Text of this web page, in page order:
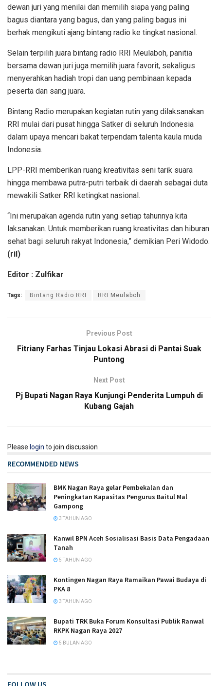
dewan juri yang menilai dan memilih siapa yang paling
bagus diantara yang bagus, dan yang paling bagus ini
berhak mengikuti ajang bintang radio ke tingkat nasional.
Selain terpilih juara bintang radio RRI Meulaboh, panitia
bersama dewan juri juga memilih juara favorit, sekaligus
menyerahkan hadiah tropi dan uang pembinaan kepada
peserta dan sang juara.
Bintang Radio merupakan kegiatan rutin yang dilaksanakan
RRI mulai dari pusat hingga Satker di seluruh Indonesia
dalam upaya mencari bakat terpendam talenta kaula muda
Indonesia.
LPP-RRI memberikan ruang kreativitas seni tarik suara
hingga membawa putra-putri terbaik di daerah sebagai duta
mewakili Satker RRI ketingkat nasional.
“Ini merupakan agenda rutin yang setiap tahunnya kita
laksanakan. Untuk memberikan ruang kreativitas dan hiburan
sehat bagi seluruh rakyat Indonesia,” demikian Peri Widodo.
(ril)
Editor : Zulfikar
Tags: Bintang Radio RRI RRI Meulaboh
Previous Post
Fitriany Farhas Tinjau Lokasi Abrasi di Pantai Suak
Puntong
Next Post
Pj Bupati Nagan Raya Kunjungi Penderita Lumpuh di
Kubang Gajah
Please login to join discussion
RECOMMENDED NEWS
BMK Nagan Raya gelar Pembekalan dan
Peningkatan Kapasitas Pengurus Baitul Mal
Gampong
3 TAHUN AGO
Kanwil BPN Aceh Sosialisasi Basis Data Pengadaan
Tanah
5 TAHUN AGO
Kontingen Nagan Raya Ramaikan Pawai Budaya di
PKA 8
3 TAHUN AGO
Bupati TRK Buka Forum Konsultasi Publik Ranwal
RKPK Nagan Raya 2027
5 BULAN AGO